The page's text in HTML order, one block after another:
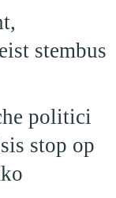
stembus
politici
stop op